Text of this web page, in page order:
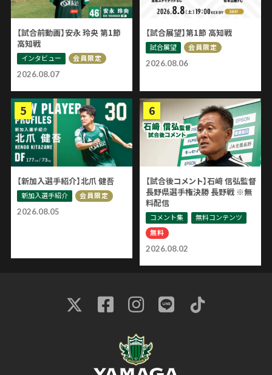
2026.08.07
【試合前動画】安永 玲央 第1節
高知戦
インタビュー 会員限定
2026.08.06
【試合展望】第1節 高知戦
試合展望 会員限定
2026.08.05
【新加入選手紹介】北爪 健吾
新加入選手紹介 会員限定
2026.08.02
【試合後コメント】石﨑 信弘監督
長野県選手権決勝 長野戦 ※無
料配信
コメント集
無料コンテンツ
無料